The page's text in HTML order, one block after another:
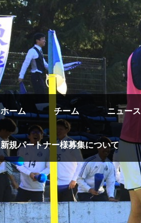
ホーム チーム ニュース
新規パートナー様募集について